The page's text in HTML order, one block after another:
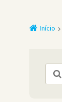
Início